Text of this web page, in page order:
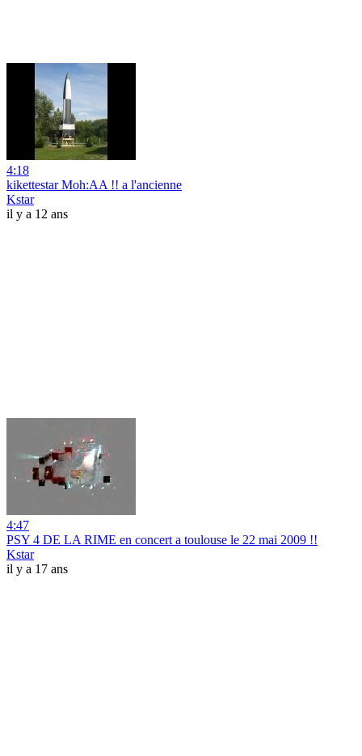
4:18
kikettestar Moh:AA !! a l'ancienne
Kstar
il y a 12 ans
4:47
PSY 4 DE LA RIME en concert a toulouse le 22 mai 2009 !!
Kstar
il y a 17 ans